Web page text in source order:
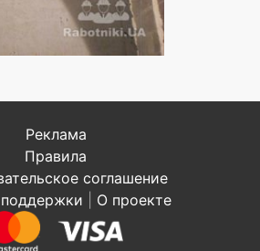
Реклама
Правила
соглашение
О проекте